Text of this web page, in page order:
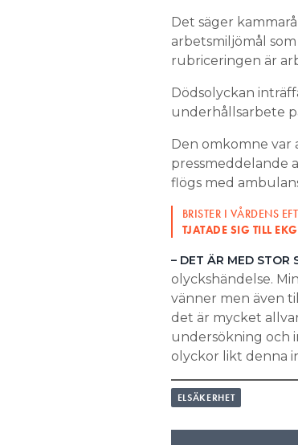
Det säger
arbetsmiljömål
rubriceringen är
Dödsolyckan
underhållsarbete
Den omkomne var
pressmeddelande
flögs med
BRISTER I VÅRDENS
TJATADE SIG TILL
– DET ÄR MED STOR
olyckshändelse.
vänner men även
det är mycket
undersökning och
olyckor likt denna
ELSÄKERHET